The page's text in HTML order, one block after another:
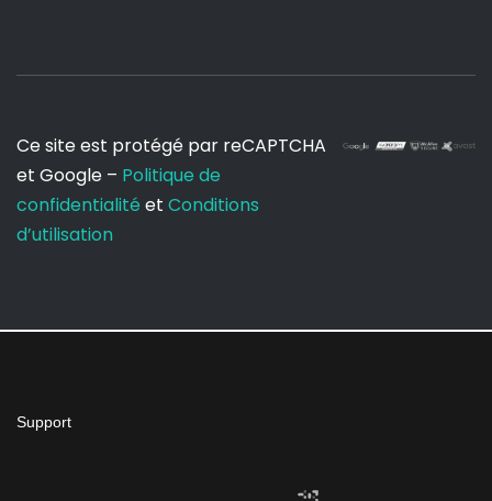
Ce site est protégé par reCAPTCHA
et Google – Politique de
confidentialité et Conditions
d’utilisation
Support